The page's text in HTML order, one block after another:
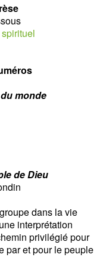
spirituel
monde
de Dieu
dans la vie
interprétation
privilégié pour
par et pour le peuple